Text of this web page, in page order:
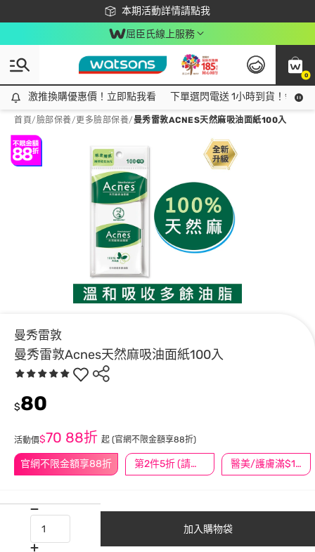
本期活動詳情請點我
下載app最高回饋$350
屈臣氏線上服務
0
激推換購優惠價！立即點我看
激推換購優惠價！立即點我看 下單選閃電送 1小時到貨！領神
首頁/臉部保養/ 更多臉部保養/曼秀雷敦ACNES天然麻吸油面紙100入
曼秀雷敦
曼秀雷敦Acnes天然麻吸油面紙100入
官網不限金額享88折 第2件5折 (請任選2件商品) 醫美/護膚滿$1200送$200
$80
活動價$70 88折 起 (官網不限金額享88折)
加入購物袋